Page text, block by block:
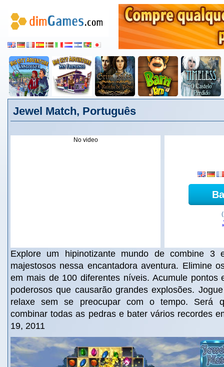
Jewel Match, Português
No video
Explore um hipinotizante mundo de combine 3
majestosos nessa encantadora aventura. Elimine
em mais de 100 diferentes níveis. Acumule pontos
poderosos que causarão grandes explosões.
relaxe sem se preocupar com o tempo. Será
combinar todas as pedras e bater vários recordes
19, 2011